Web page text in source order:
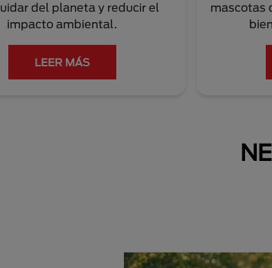
del planeta y reducir el
impacto ambiental.
LEER MÁS
mascotas